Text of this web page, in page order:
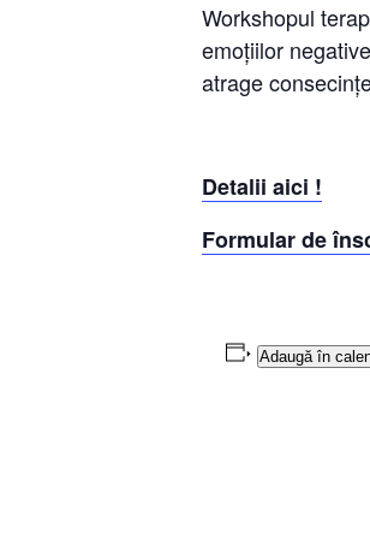
Workshopul
emoțiilor
atrage
Detalii aici !
Formular de
Adaugă în